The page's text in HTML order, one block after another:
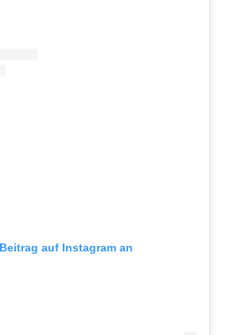
auf Instagram an